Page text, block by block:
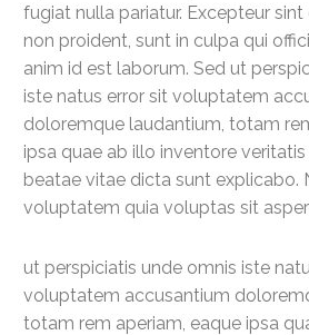
fugiat nulla pariatur. Excepteur
non proident, sunt in culpa qui
anim id est laborum. Sed ut
iste natus error sit voluptatem
doloremque laudantium, totam
ipsa quae ab illo inventore
beatae vitae dicta sunt explicabo.
voluptatem quia voluptas sit
ut perspiciatis unde omnis iste
voluptatem accusantium
totam rem aperiam, eaque ipsa